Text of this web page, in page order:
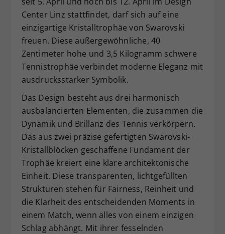
Center Linz stattfindet, darf sich auf eine
einzigartige Kristalltrophäe von Swarovski
freuen. Diese außergewöhnliche, 40
Zentimeter hohe und 3,5 Kilogramm schwere
Tennistrophäe verbindet moderne Eleganz mit
ausdrucksstarker Symbolik.
Das Design besteht aus drei harmonisch
ausbalancierten Elementen, die zusammen die
Dynamik und Brillanz des Tennis verkörpern.
Das aus zwei präzise gefertigten Swarovski-
Kristallblöcken geschaffene Fundament der
Trophäe kreiert eine klare architektonische
Einheit. Diese transparenten, lichtgefüllten
Strukturen stehen für Fairness, Reinheit und
die Klarheit des entscheidenden Moments in
einem Match, wenn alles von einem einzigen
Schlag abhängt. Mit ihrer fesselnden
Zweck
Dieser Wert speichert Ihre Consent-
Einstellungen. Unter anderem eine
zufällig generierte ID, für die
historische Speicherung Ihrer
vorgenommen Einstellungen, falls der
Webseiten-Betreiber dies eingestellt
hat.